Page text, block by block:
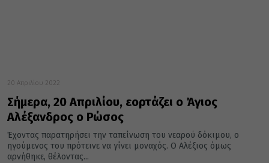
20 Απριλίου 2022
Σήμερα, 20 Απριλίου, εορτάζει ο Άγιος
Αλέξανδρος ο Ρώσος
Έχοντας παρατηρήσει την ταπείνωση του νεαρού δόκιμου, ο
ηγούμενος του πρότεινε να γίνει μοναχός. Ο Αλέξιος όμως
αρνήθηκε, θέλοντας...